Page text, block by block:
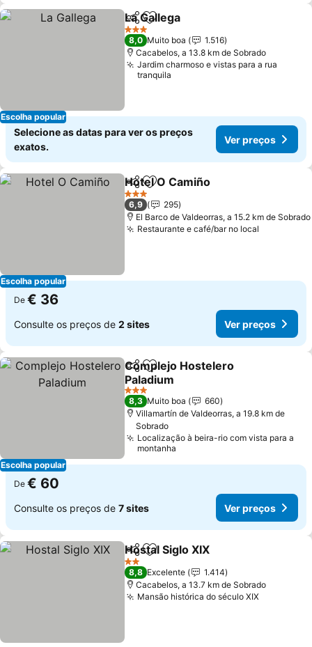
Escolha popular
PartilharAdicionar aos favoritos
La Gallega
3 Estrelas
8,0 Muito boa
1.516
Cacabelos, a 13.8 km de Sobrado
Jardim charmoso e vistas para a rua
tranquila
Selecione as datas para ver os preços
exatos.
Ver preços
Escolha popular
PartilharAdicionar aos favoritos
Hotel O Camiño
3 Estrelas
6,9
295
El Barco de Valdeorras, a 15.2 km de Sobrado
Restaurante e café/bar no local
De € 36
Consulte os preços de 2 sites Ver preços
Escolha popular
PartilharAdicionar aos favoritos
Complejo Hostelero
Paladium
3 Estrelas
8,3 Muito boa
660
Villamartín de Valdeorras, a 19.8 km de
Sobrado
Localização à beira-rio com vista para a
montanha
De € 60
Consulte os preços de 7 sites Ver preços
PartilharAdicionar aos favoritos
Hostal Siglo XIX
2 Estrelas
8,8 Excelente
1.414
Cacabelos, a 13.7 km de Sobrado
Mansão histórica do século XIX